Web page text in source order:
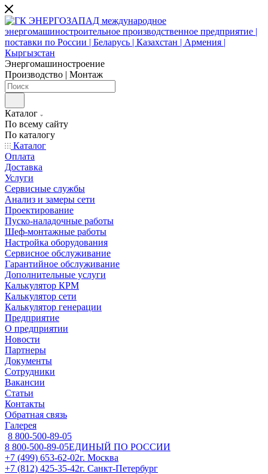
Энергомашиностроение
Производство | Монтаж
Каталог
По всему сайту
По каталогу
Каталог
Оплата
Доставка
Услуги
Сервисные службы
Анализ и замеры сети
Проектирование
Пуско-наладочные работы
Шеф-монтажные работы
Настройка оборудования
Сервисное обслуживание
Гарантийное обслуживание
Дополнительные услуги
Калькулятор КРМ
Калькулятор сети
Калькулятор генерации
Предприятие
О предприятии
Новости
Партнеры
Документы
Сотрудники
Вакансии
Статьи
Контакты
Обратная связь
Галерея
8 800-500-89-05
8 800-500-89-05ЕДИНЫЙ ПО РОССИИ
+7 (499) 653-62-02г. Москва
+7 (812) 425-35-42г. Санкт-Петербург